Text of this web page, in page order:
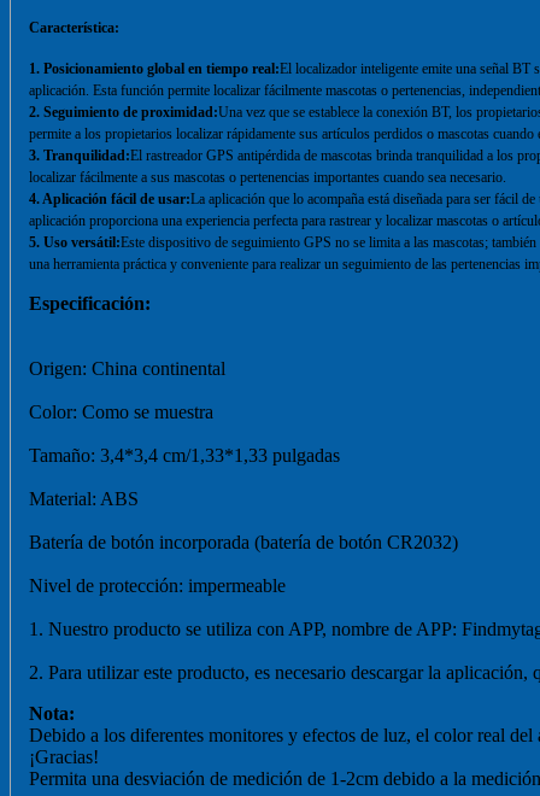
Característica:
1. Posicionamiento global en tiempo real:El localizador inteligente emite una señal BT
aplicación. Esta función permite localizar fácilmente mascotas o pertenencias,
2. Seguimiento de proximidad:Una vez que se establece la conexión BT, los
permite a los propietarios localizar rápidamente sus artículos perdidos o mascotas cuando
3. Tranquilidad:El rastreador GPS antipérdida de mascotas brinda tranquilidad a los
localizar fácilmente a sus mascotas o pertenencias importantes cuando sea necesario.
4. Aplicación fácil de usar:La aplicación que lo acompaña está diseñada para ser fácil
aplicación proporciona una experiencia perfecta para rastrear y localizar mascotas o
5. Uso versátil:Este dispositivo de seguimiento GPS no se limita a las mascotas;
una herramienta práctica y conveniente para realizar un seguimiento de las pertenencias
Especificación:
Origen: China continental
Color: Como se muestra
Tamaño: 3,4*3,4 cm/1,33*1,33 pulgadas
Material: ABS
Batería de botón incorporada (batería de botón CR2032)
Nivel de protección: impermeable
1. Nuestro producto se utiliza con APP, nombre de APP:
2. Para utilizar este producto, es necesario descargar la
Nota:
Debido a los diferentes monitores y efectos de luz, el color real
¡Gracias!
Permita una desviación de medición de 1-2cm debido a la